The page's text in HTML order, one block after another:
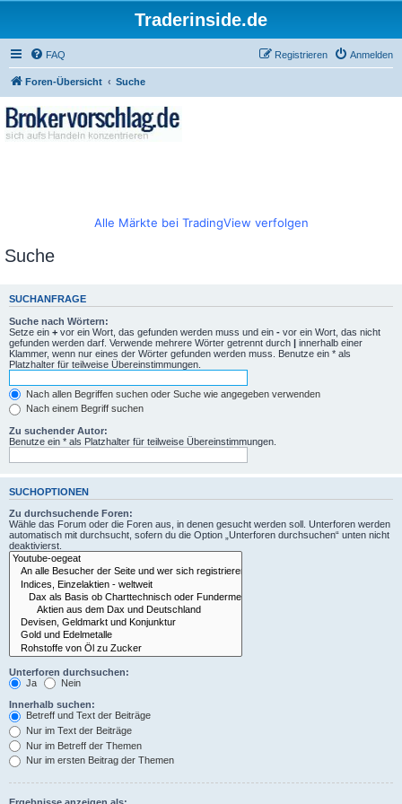
Traderinside.de
FAQ Anmelden
Registrieren
Foren-Übersicht Suche
Alle Märkte bei TradingView verfolgen
Suche
SUCHANFRAGE
Suche nach Wörtern:
Setze ein + vor ein Wort, das gefunden werden muss und ein - vor ein Wort, das nicht
gefunden werden darf. Verwende mehrere Wörter getrennt durch | innerhalb einer
Klammer, wenn nur eines der Wörter gefunden werden muss. Benutze ein * als
Platzhalter für teilweise Übereinstimmungen.
Nach allen Begriffen suchen oder Suche wie angegeben verwenden
Nach einem Begriff suchen
Zu suchender Autor:
Benutze ein * als Platzhalter für teilweise Übereinstimmungen.
SUCHOPTIONEN
Zu durchsuchende Foren:
Wähle das Forum oder die Foren aus, in denen gesucht werden soll. Unterforen werden
automatisch mit durchsucht, sofern du die Option „Unterforen durchsuchen“ unten nicht
deaktivierst.
Unterforen durchsuchen:
Ja
Nein
Innerhalb suchen:
Betreff und Text der Beiträge
Nur im Text der Beiträge
Nur im Betreff der Themen
Nur im ersten Beitrag der Themen